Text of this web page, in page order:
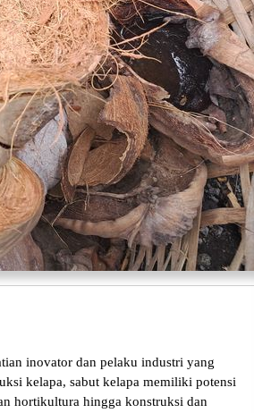
inovator dan pelaku industri yang
kelapa, sabut kelapa memiliki potensi
hortikultura hingga konstruksi dan